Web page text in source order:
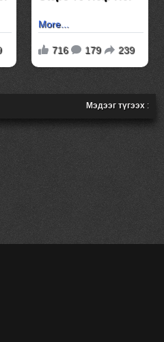
Мэдээг түгээх :